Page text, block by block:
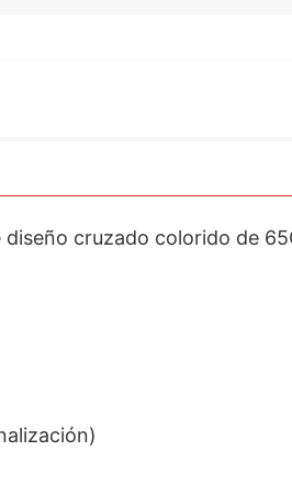
cruzado colorido de